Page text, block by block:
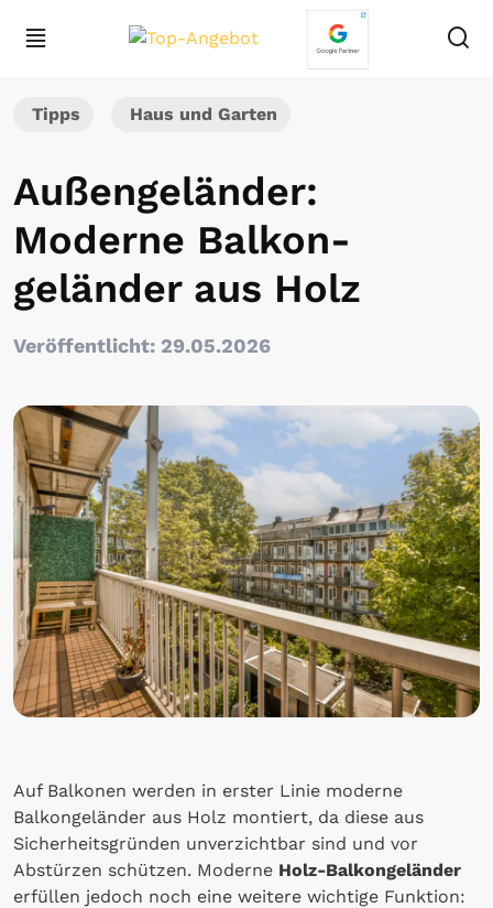
Tipps Haus und Garten
Außengeländer:
Moderne Balkon­
geländer aus Holz
Veröffentlicht: 29.05.2026
Auf Balkonen werden in erster Linie moderne
Balkongeländer aus Holz montiert, da diese aus
Sicherheitsgründen unverzichtbar sind und vor
Abstürzen schützen. Moderne Holz-Balkongeländer
erfüllen jedoch noch eine weitere wichtige Funktion: